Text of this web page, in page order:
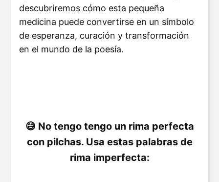
descubriremos cómo esta pequeña
medicina puede convertirse en un símbolo
de esperanza, curación y transformación
en el mundo de la poesía.
No tengo tengo un rima perfecta
con pilchas. Usa estas palabras de
rima imperfecta: